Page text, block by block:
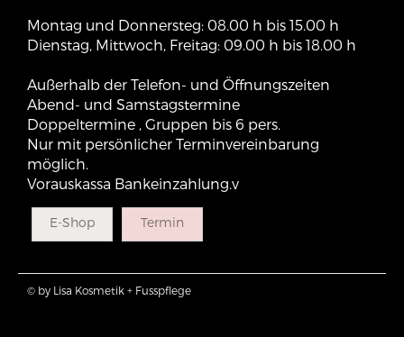
Montag und Donnersteg: 08.00 h bis 15.00 h
Dienstag, Mittwoch, Freitag: 09.00 h bis 18.00 h
Außerhalb der Telefon- und Öffnungszeiten
Abend- und Samstagstermine
Doppeltermine , Gruppen bis 6 pers.
Nur mit persönlicher Terminvereinbarung
möglich.
Vorauskassa Bankeinzahlung.v
E-Shop Termin
© by Lisa Kosmetik + Fusspflege